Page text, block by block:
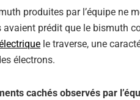
produites par l’équipe ne
avaient prédit que le bismuth
le traverse, une
électrons.
cachés observés par